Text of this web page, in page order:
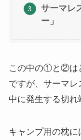
サーマレ
ー」
この中の①と②は
ですが、サーマ
中に発生する切れ
キャンプ用の枕に